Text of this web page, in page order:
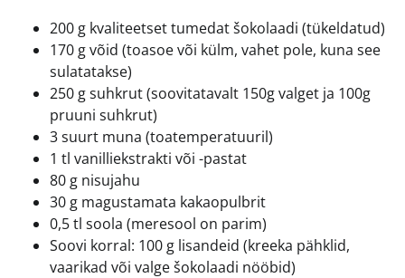
200 g kvaliteetset tumedat šokolaadi (tükeldatud)
170 g võid (toasoe või külm, vahet pole, kuna see
sulatatakse)
250 g suhkrut (soovitatavalt 150g valget ja 100g
pruuni suhkrut)
3 suurt muna (toatemperatuuril)
1 tl vanilliekstrakti või -pastat
80 g nisujahu
30 g magustamata kakaopulbrit
0,5 tl soola (meresool on parim)
Soovi korral: 100 g lisandeid (kreeka pähklid,
vaarikad või valge šokolaadi nööbid)